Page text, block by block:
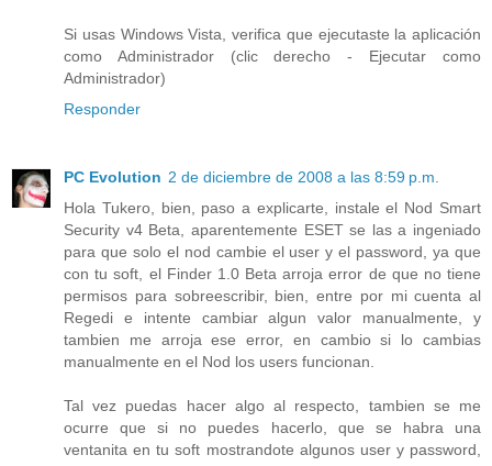
Si usas Windows Vista, verifica que ejecutaste la aplicación
como Administrador (clic derecho - Ejecutar como
Administrador)
Responder
PC Evolution 2 de diciembre de 2008 a las 8:59 p.m.
Hola Tukero, bien, paso a explicarte, instale el Nod Smart
Security v4 Beta, aparentemente ESET se las a ingeniado
para que solo el nod cambie el user y el password, ya que
con tu soft, el Finder 1.0 Beta arroja error de que no tiene
permisos para sobreescribir, bien, entre por mi cuenta al
Regedi e intente cambiar algun valor manualmente, y
tambien me arroja ese error, en cambio si lo cambias
manualmente en el Nod los users funcionan.
Tal vez puedas hacer algo al respecto, tambien se me
ocurre que si no puedes hacerlo, que se habra una
ventanita en tu soft mostrandote algunos user y password,